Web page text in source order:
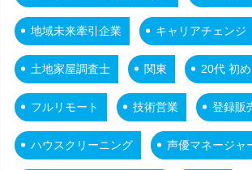
地域未来牽引企業 キャリアチェンジ
土地家屋調査士 関東 20代 初
フルリモート 技術営業 登録販
ハウスクリーニング 声優マネージャ